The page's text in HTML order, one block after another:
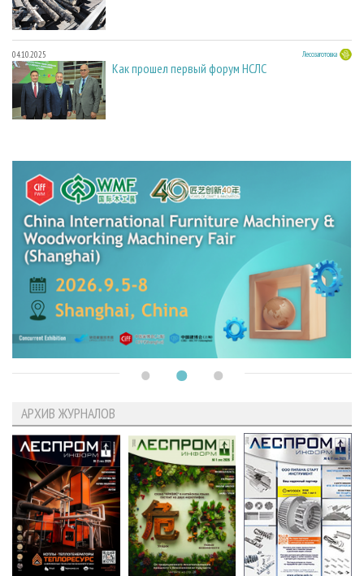
04.10.2025 Лесозаготовка
Как прошел первый форум НСЛС
АРХИВ ЖУРНАЛОВ